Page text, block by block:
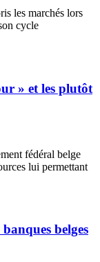
les marchés lors
cycle
» et les plutôt
fédéral belge
lui permettant
belges